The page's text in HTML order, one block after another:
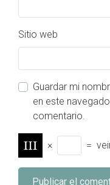
Sitio web
Guardar mi
en este
comentario.
× =